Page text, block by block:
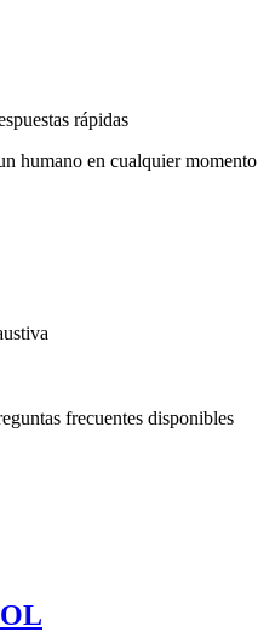
rápidas
humano en cualquier momento
frecuentes disponibles